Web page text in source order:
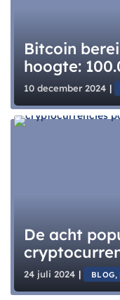
Bitcoin
hoogte:
10 december 2024 |
De acht
24 juli 2024 |